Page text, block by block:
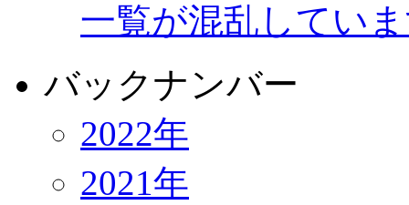
一覧が混乱してい
バックナンバー
2022年
2021年